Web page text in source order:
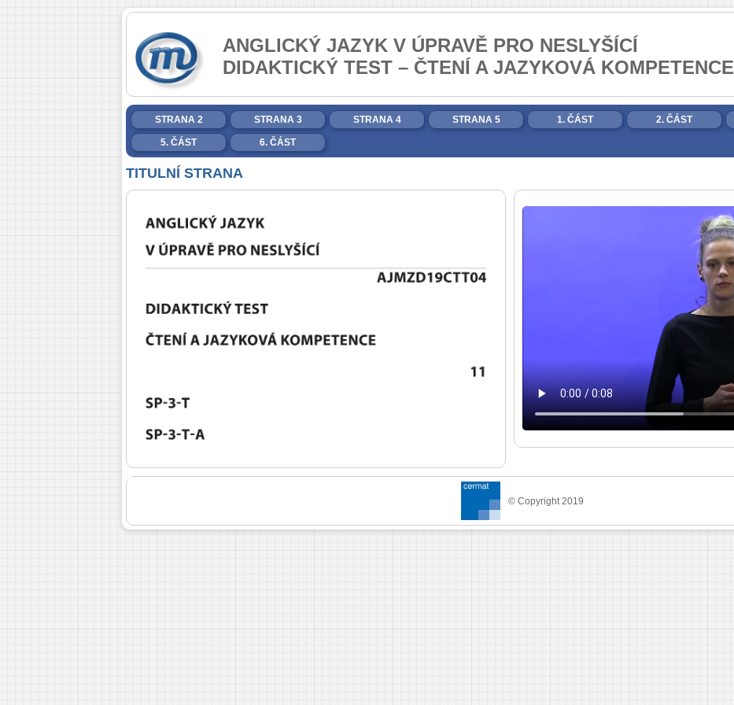
ANGLICKÝ JAZYK V ÚPRAVĚ PRO NESLYŠÍCÍ
DIDAKTICKÝ TEST – ČTENÍ A JAZYKOVÁ KOMPETENCE
STRANA 2 STRANA 3 STRANA 4 STRANA 5 1. ČÁST 2. ČÁST
5. ČÁST 6. ČÁST
TITULNÍ STRANA
© Copyright 2019